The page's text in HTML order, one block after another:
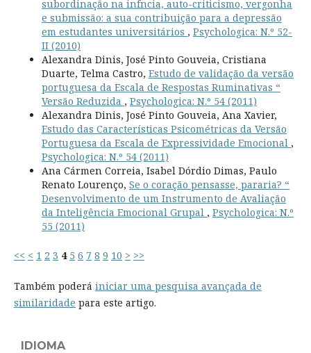
subordinação na infncia, auto-criticismo, vergonha
e submissão: a sua contribuição para a depressão
em estudantes universitários , Psychologica: N.º 52-
II (2010)
Alexandra Dinis, José Pinto Gouveia, Cristiana
Duarte, Telma Castro, Estudo de validação da versão
portuguesa da Escala de Respostas Ruminativas “
Versão Reduzida , Psychologica: N.º 54 (2011)
Alexandra Dinis, José Pinto Gouveia, Ana Xavier,
Estudo das Características Psicométricas da Versão
Portuguesa da Escala de Expressividade Emocional ,
Psychologica: N.º 54 (2011)
Ana Cármen Correia, Isabel Dórdio Dimas, Paulo
Renato Lourenço, Se o coração pensasse, pararia? “
Desenvolvimento de um Instrumento de Avaliação
da Inteligência Emocional Grupal , Psychologica: N.º
55 (2011)
<< < 1 2 3 4 5 6 7 8 9 10 > >>
Também poderá iniciar uma pesquisa avançada de
similaridade para este artigo.
IDIOMA